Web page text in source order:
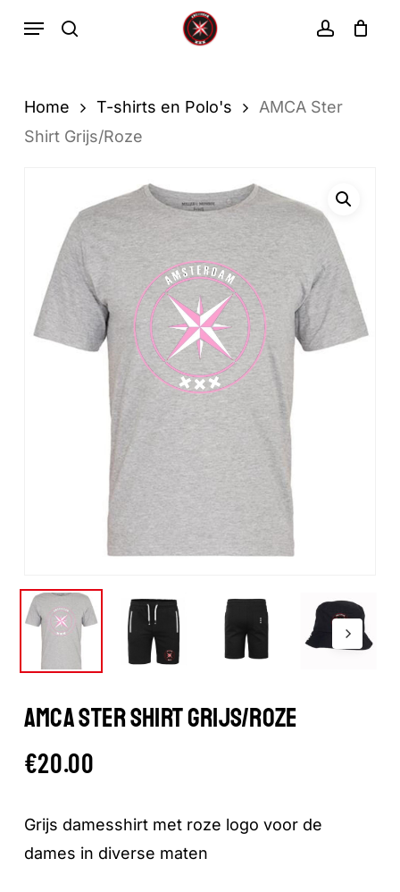
hoofdinhoud
zoekopdracht
Menu
Winkelwagen
Home T-shirts en Polo's
AMCA Ster
Shirt Grijs/Roze
AMCA STER SHIRT GRIJS/ROZE
€20.00
Grijs damesshirt met roze logo voor de
dames in diverse maten